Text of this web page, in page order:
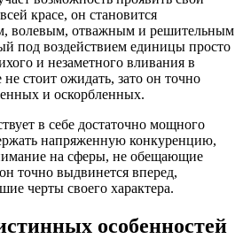
красе, он становится
волевым, отважным и решительным
под воздействием единицы просто
и незаметного вливания в
стоит ожидать, зато он точно
и оскорбленных.
в себе достаточно мощного
напряженную конкуренцию,
на сферы, не обещающие
точно выдвинется вперед,
черты своего характера.
особенностей